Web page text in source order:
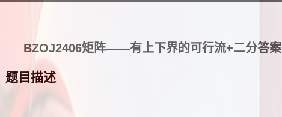
BZOJ2406矩阵——有上下界的可行流+二分答案
题目描述